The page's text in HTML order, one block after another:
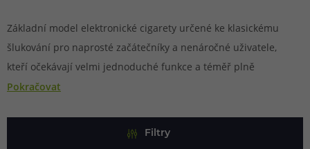
Základní model elektronické cigarety určené ke klasickému
šlukování pro naprosté začátečníky a nenáročné uživatele,
kteří očekávají velmi jednoduché funkce a téměř plně
automatický provoz bez nutnosti složité obsluhy. Tělo
Pokračovat
Filtry